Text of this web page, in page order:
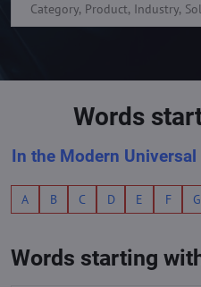
Words
In the Modern
A B C D E F G
Words starting